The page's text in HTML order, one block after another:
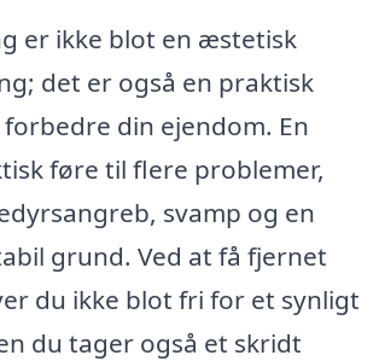
er ikke blot en æstetisk
det er også en praktisk
din ejendom. En
føre til flere problemer,
svamp og en
grund. Ved at få fjernet
du ikke blot fri for et synligt
du tager også et skridt